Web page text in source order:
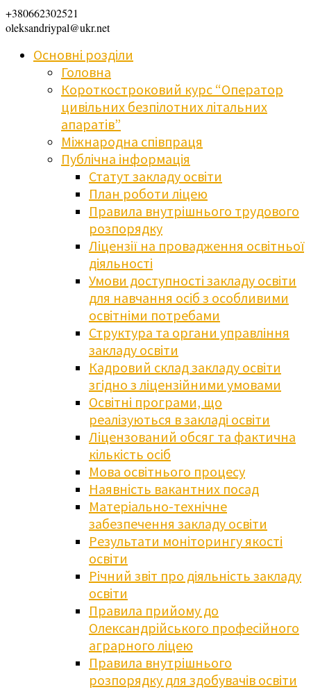
+380662302521
oleksandriypal@ukr.net
Основні розділи
Головна
Короткостроковий курс “Оператор
цивільних безпілотних літальних
апаратів”
Міжнародна співпраця
Публічна інформація
Статут закладу освіти
План роботи ліцею
Правила внутрішнього трудового
розпорядку
Ліцензії на провадження освітньої
діяльності
Умови доступності закладу освіти
для навчання осіб з особливими
освітніми потребами
Структура та органи управління
закладу освіти
Кадровий склад закладу освіти
згідно з ліцензійними умовами
Освітні програми, що
реалізуються в закладі освіти
Ліцензований обсяг та фактична
кількість осіб
Мова освітнього процесу
Наявність вакантних посад
Матеріально-технічне
забезпечення закладу освіти
Результати моніторингу якості
освіти
Річний звіт про діяльність закладу
освіти
Правила прийому до
Олександрійського професійного
аграрного ліцею
Правила внутрішнього
розпорядку для здобувачів освіти